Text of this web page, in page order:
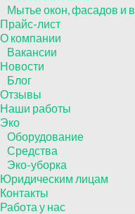
Мытье окон, фасадов и
Прайс-лист
О компании
Вакансии
Новости
Блог
Отзывы
Наши работы
Эко
Оборудование
Средства
Эко-уборка
Юридическим лицам
Контакты
Работа у нас